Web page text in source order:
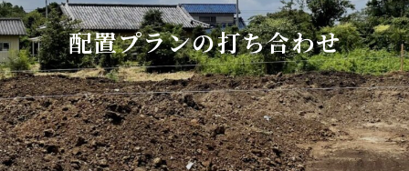
配置プランの打ち合わせ